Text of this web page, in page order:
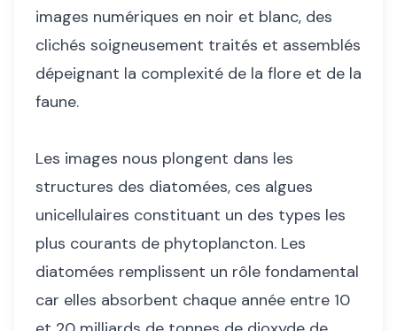
images numériques en noir et blanc, des
clichés soigneusement traités et assemblés
dépeignant la complexité de la flore et de la
faune.
Les images nous plongent dans les
structures des diatomées, ces algues
unicellulaires constituant un des types les
plus courants de phytoplancton. Les
diatomées remplissent un rôle fondamental
car elles absorbent chaque année entre 10